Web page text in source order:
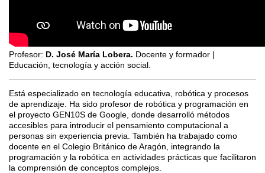
Profesor: D. José María Lobera. Docente y formador |
Educación, tecnología y acción social.
Está especializado en tecnología educativa, robótica y procesos
de aprendizaje. Ha sido profesor de robótica y programación en
el proyecto GEN10S de Google, donde desarrolló métodos
accesibles para introducir el pensamiento computacional a
personas sin experiencia previa. También ha trabajado como
docente en el Colegio Británico de Aragón, integrando la
programación y la robótica en actividades prácticas que facilitaron
la comprensión de conceptos complejos.